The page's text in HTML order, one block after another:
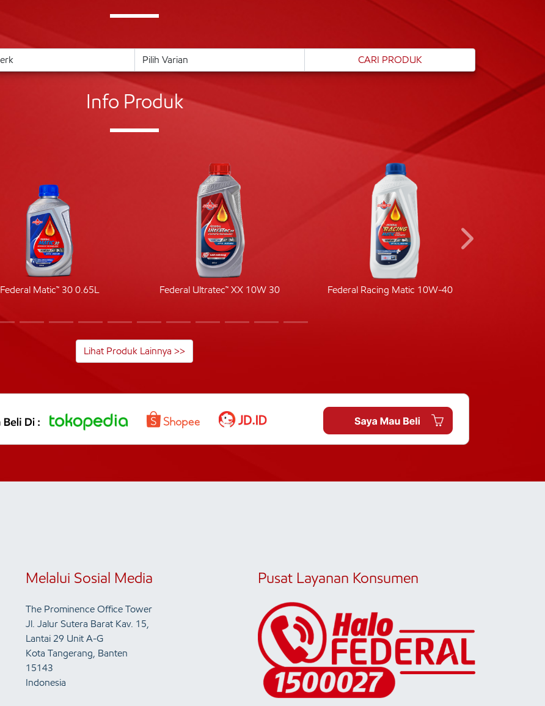
Info Produk
Federal Matic™ 30 0.65L Federal Ultratec™ XX 10W 30 Federal Racing Matic 10W-40
Lihat Produk Lainnya >>
Melalui Sosial Media
The Prominence Office Tower
Jl. Jalur Sutera Barat Kav. 15,
Lantai 29 Unit A-G
Kota Tangerang, Banten
15143
Indonesia
Pusat Layanan Konsumen